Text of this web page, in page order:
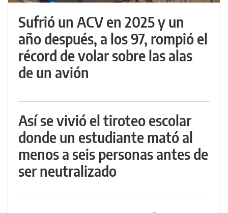
Sufrió un ACV en 2025 y un
año después, a los 97, rompió el
récord de volar sobre las alas
de un avión
Así se vivió el tiroteo escolar
donde un estudiante mató al
menos a seis personas antes de
ser neutralizado